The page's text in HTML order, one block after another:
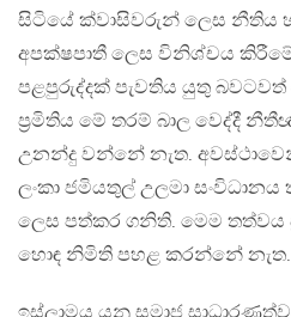
සිටියේ ක්වාසිවරුන් ලෙස නීතිය
අපක්ෂපාතී ලෙස විනිශ්චය
පළපුරුද්දක් පැවතිය යුතු
ප්‍රමිතිය මේ තරම් බාල වෙද්දී
උනන්දු වන්නේ නැත.
ලංකා ජමියතුල් උලමා
ලෙස පත්කර ගනිති. මෙම තත්වය
හොඳ නිමිති පහළ කරන්නේ නැත.
ඉස්ලාමය යනු සමාජ